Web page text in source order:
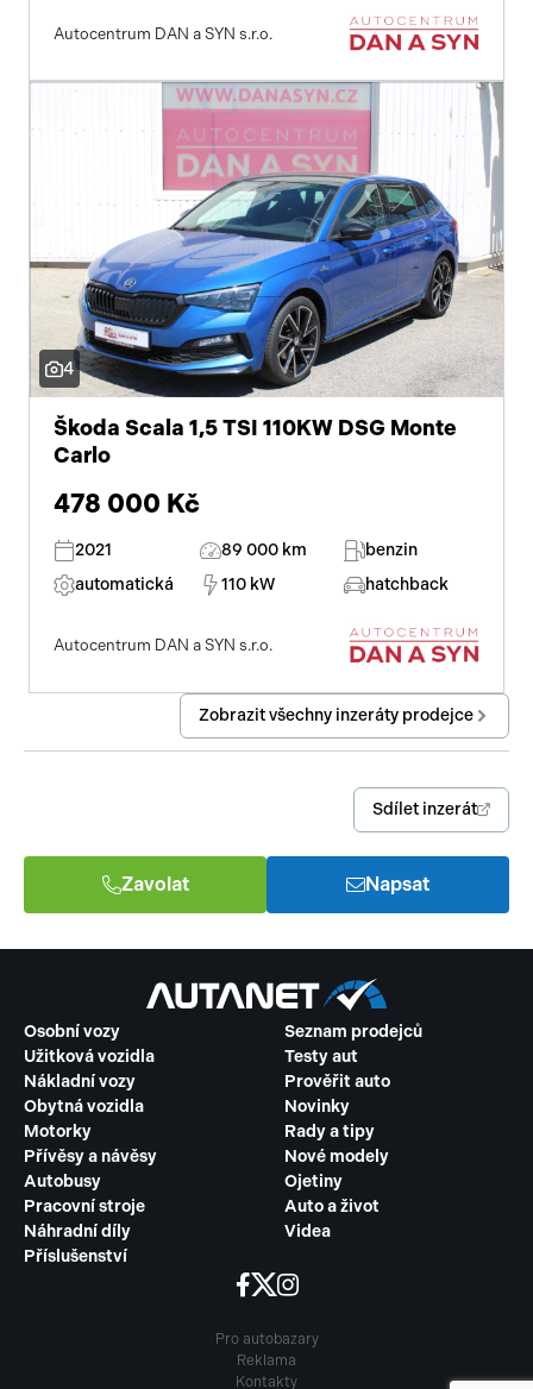
Autocentrum DAN a SYN s.r.o.
4
Škoda Scala 1,5 TSI 110KW DSG Monte
Carlo
478 000 Kč
2021 89 000 km
benzin
automatická
110 kW hatchback
Autocentrum DAN a SYN s.r.o.
Zobrazit všechny inzeráty prodejce
Sdílet inzerát
Zavolat Napsat
Osobní vozy
Užitková vozidla
Nákladní vozy
Obytná vozidla
Motorky
Přívěsy a návěsy
Autobusy
Pracovní stroje
Náhradní díly
Příslušenství
Seznam prodejců
Testy aut
Prověřit auto
Novinky
Rady a tipy
Nové modely
Ojetiny
Auto a život
Videa
Pro autobazary
Reklama
Kontakty